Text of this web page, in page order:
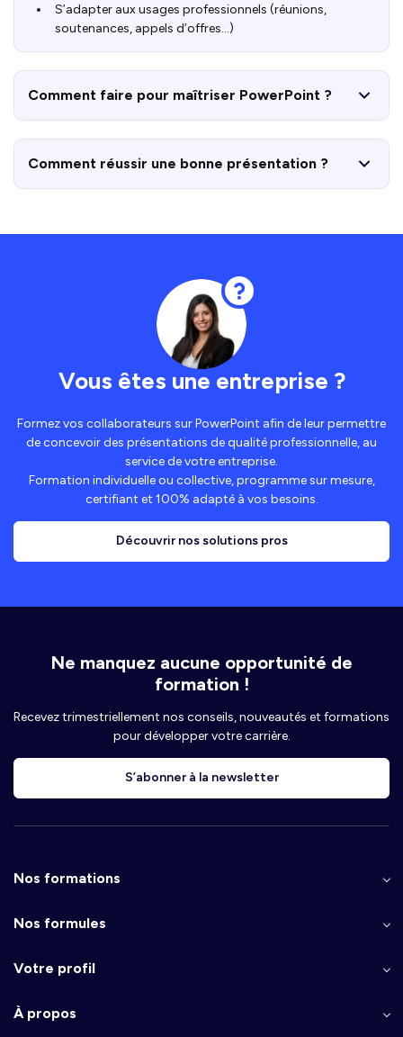
S’adapter aux usages professionnels (réunions,
soutenances, appels d’offres…)
Comment faire pour maîtriser PowerPoint ?
Comment réussir une bonne présentation ?
Vous êtes une entreprise ?
Formez vos collaborateurs sur PowerPoint afin de leur permettre
de concevoir des présentations de qualité professionnelle, au
service de votre entreprise.
Formation individuelle ou collective, programme sur mesure,
certifiant et 100% adapté à vos besoins.
Découvrir nos solutions pros
Ne manquez aucune opportunité de
formation !
Recevez trimestriellement nos conseils, nouveautés et formations
pour développer votre carrière.
S’abonner à la newsletter
Nos formations
Nos formules
Votre profil
À propos